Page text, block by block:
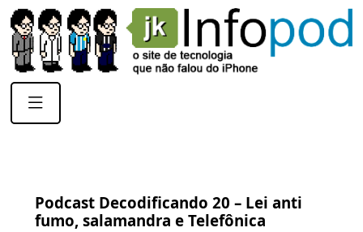
Podcast Decodificando 20 – Lei anti
fumo, salamandra e Telefônica